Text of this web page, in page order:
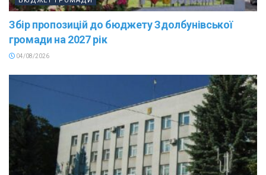
Збір пропозицій до бюджету Здолбунівської
громади на 2027 рік
04/08/2026